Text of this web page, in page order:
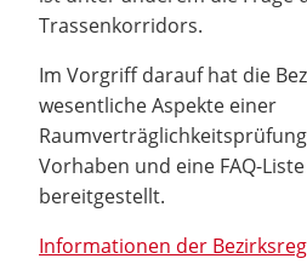
Trassenkorridors.
Im Vorgriff darauf hat die
wesentliche Aspekte einer
Vorhaben und eine FAQ-
bereitgestellt.
Informationen der